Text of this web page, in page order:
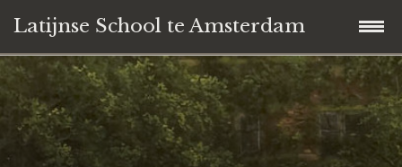
Latijnse School te Amsterdam
Skip
to
content
Welkom
Onderwijs